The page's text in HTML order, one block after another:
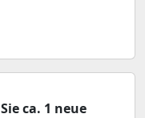
ca. 1 neue